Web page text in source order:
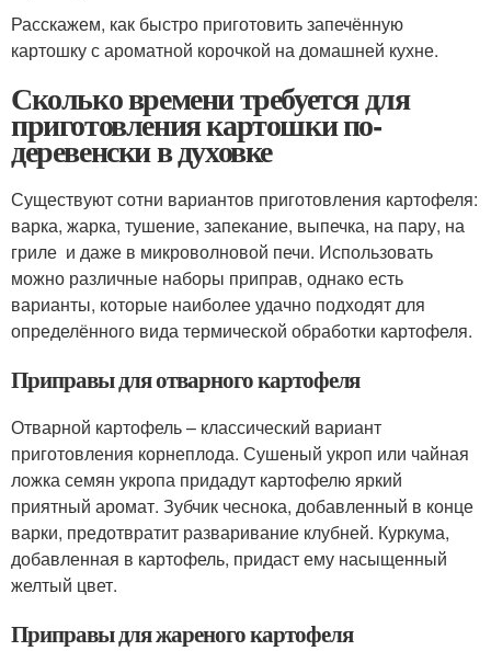
Расскажем, как быстро приготовить запечённую
картошку с ароматной корочкой на домашней кухне.
Сколько времени требуется для
приготовления картошки по-
деревенски в духовке
Существуют сотни вариантов приготовления картофеля:
варка, жарка, тушение, запекание, выпечка, на пару, на
гриле и даже в микроволновой печи. Использовать
можно различные наборы приправ, однако есть
варианты, которые наиболее удачно подходят для
определённого вида термической обработки картофеля.
Приправы для отварного картофеля
Отварной картофель – классический вариант
приготовления корнеплода. Сушеный укроп или чайная
ложка семян укропа придадут картофелю яркий
приятный аромат. Зубчик чеснока, добавленный в конце
варки, предотвратит разваривание клубней. Куркума,
добавленная в картофель, придаст ему насыщенный
желтый цвет.
Приправы для жареного картофеля